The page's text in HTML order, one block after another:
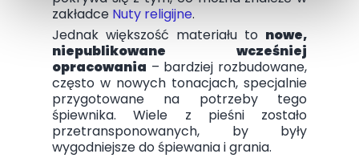
zakładce Nuty religijne.
Jednak większość materiału to nowe,
niepublikowane wcześniej
opracowania – bardziej rozbudowane,
często w nowych tonacjach, specjalnie
przygotowane na potrzeby tego
śpiewnika. Wiele z pieśni zostało
przetransponowanych, by były
wygodniejsze do śpiewania i grania.